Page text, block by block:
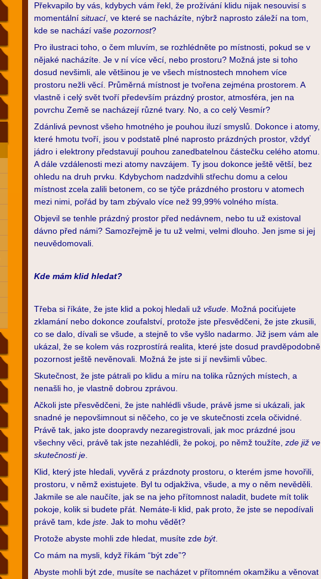
Překvapilo by vás, kdybych vám řekl, že prožívání klidu nijak nesouvisí s
momentální situací, ve které se nacházíte, nýbrž naprosto záleží na tom,
kde se nachází vaše pozornost?
Pro ilustraci toho, o čem mluvím, se rozhlédněte po místnosti, pokud se v
nějaké nacházíte. Je v ní více věcí, nebo prostoru? Možná jste si toho
dosud nevšimli, ale většinou je ve všech místnostech mnohem více
prostoru nežli věcí. Průměrná místnost je tvořena zejména prostorem. A
vlastně i celý svět tvoří především prázdný prostor, atmosféra, jen na
povrchu Země se nacházejí různé tvary. No, a co celý Vesmír?
Zdánlivá pevnost všeho hmotného je pouhou iluzí smyslů. Dokonce i atomy,
které hmotu tvoří, jsou v podstatě plné naprosto prázdných prostor, vždyť
jádro i elektrony představují pouhou zanedbatelnou částečku celého atomu.
A dále vzdálenosti mezi atomy navzájem. Ty jsou dokonce ještě větší, bez
ohledu na druh prvku. Kdybychom nadzdvihli střechu domu a celou
místnost zcela zalili betonem, co se týče prázdného prostoru v atomech
mezi nimi, pořád by tam zbývalo více než 99,99% volného místa.
Objevil se tenhle prázdný prostor před nedávnem, nebo tu už existoval
dávno před námi? Samozřejmě je tu už velmi, velmi dlouho. Jen jsme si jej
neuvědomovali.
Kde mám klid hledat?
Třeba si říkáte, že jste klid a pokoj hledali už všude . Možná pociťujete
zklamání nebo dokonce zoufalství, protože jste přesvědčeni, že jste zkusili,
co se dalo, dívali se všude, a stejně to vše vyšlo nadarmo. Již jsem vám ale
ukázal, že se kolem vás rozprostírá realita, které jste dosud pravděpodobně
pozornost ještě nevěnovali. Možná že jste si jí nevšimli vůbec.
Skutečnost, že jste pátrali po klidu a míru na tolika různých místech, a
nenašli ho, je vlastně dobrou zprávou.
Ačkoli jste přesvědčeni, že jste nahlédli všude, právě jsme si ukázali, jak
snadné je nepovšimnout si něčeho, co je ve skutečnosti zcela očividné.
Právě tak, jako jste doopravdy nezaregistrovali, jak moc prázdné jsou
všechny věci, právě tak jste nezahlédli, že pokoj, po němž toužíte, zde již ve
skutečnosti je
Klid, který jste hledali, vyvěrá z prázdnoty prostoru, o kterém jsme hovořili,
prostoru, v němž existujete. Byl tu odjakživa, všude, a my o něm nevěděli.
Jakmile se ale naučíte, jak se na jeho přítomnost naladit, budete mít tolik
pokoje, kolik si budete přát. Nemáte-li klid, pak proto, že jste se nepodívali
právě tam, kde jste . Jak to mohu vědět?
Protože abyste mohli zde hledat, musíte zde být.
Co mám na mysli, když říkám “být zde”?
Abyste mohli být zde, musíte se nacházet v přítomném okamžiku a věnovat